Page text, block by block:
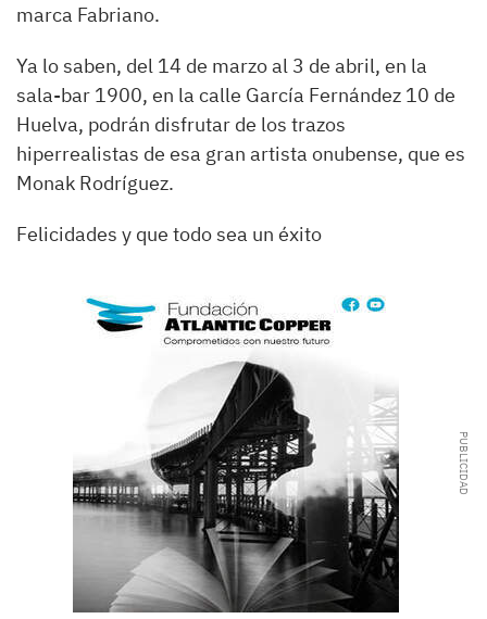
marca Fabriano.
Ya lo saben, del 14 de marzo al 3 de abril, en la
sala-bar 1900, en la calle García Fernández 10 de
Huelva, podrán disfrutar de los trazos
hiperrealistas de esa gran artista onubense, que es
Monak Rodríguez.
Felicidades y que todo sea un éxito